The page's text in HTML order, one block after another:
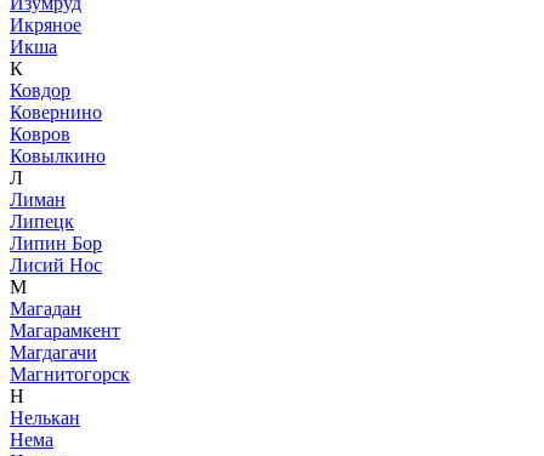
Икряное
Икша
К
Ковдор
Ковернино
Ковров
Ковылкино
Л
Лиман
Липецк
Липин Бор
Лисий Нос
М
Магадан
Магарамкент
Магдагачи
Магнитогорск
Н
Нелькан
Нема